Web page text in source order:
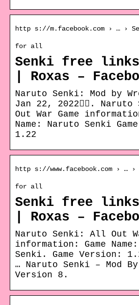
http s://m.facebook.com › … ›
for all
Senki free
| Roxas –
Naruto Senki: Mod by
Jan 22, 2022󰞋󰟠.
Out War Game
Name: Naruto Senki
1.22
http s://www.facebook.com › …
for all
Senki free
| Roxas –
Naruto Senki: All Out
information: Game
Senki. Game Version:
… Naruto Senki – Mod By
Version 8.